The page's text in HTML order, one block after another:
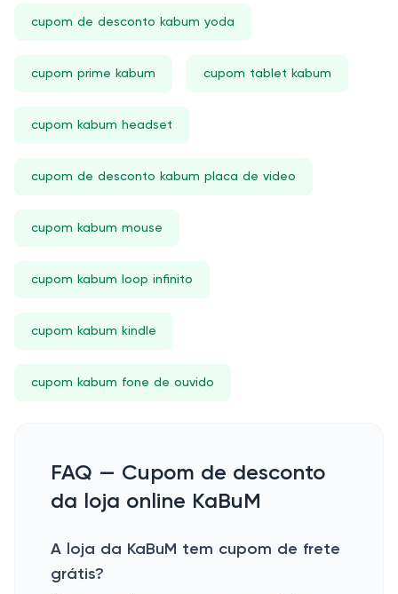
cupom de desconto kabum yoda
cupom prime kabum cupom tablet kabum
cupom kabum headset
cupom de desconto kabum placa de video
cupom kabum mouse
cupom kabum loop infinito
cupom kabum kindle
cupom kabum fone de ouvido
FAQ — Cupom de desconto
da loja online KaBuM
A loja da KaBuM tem cupom de frete
grátis?